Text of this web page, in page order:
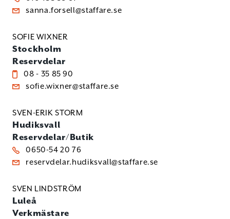
sanna.forsell@staffare.se
SOFIE WIXNER
Stockholm
Reservdelar
08 - 35 85 90
sofie.wixner@staffare.se
SVEN-ERIK STORM
Hudiksvall
Reservdelar/Butik
0650-54 20 76
reservdelar.hudiksvall@staffare.se
SVEN LINDSTRÖM
Luleå
Verkmästare